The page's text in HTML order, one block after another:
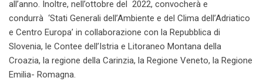
all’anno. Inoltre, nell’ottobre del 2022, convocherà e
condurrà ‘Stati Generali dell’Ambiente e del Clima dell’Adriatico
e Centro Europa’ in collaborazione con la Repubblica di
Slovenia, le Contee dell’Istria e Litoraneo Montana della
Croazia, la regione della Carinzia, la Regione Veneto, la Regione
Emilia- Romagna.